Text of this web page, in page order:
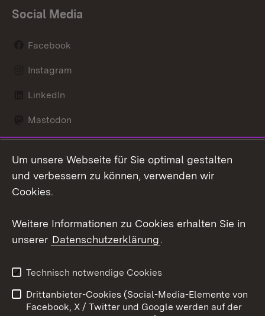
Social Media
Facebook
Instagram
LinkedIn
Mastodon
X / Twitter
Youtube
Kontakt
Datenschutz
Barrierefreiheit
Impressum Cookies
Um unsere Webseite für Sie optimal gestalten
und verbessern zu können, verwenden wir
Cookies.
Weitere Informationen zu Cookies erhalten Sie in
unserer Datenschutzerklärung.
Technisch notwendige Cookies
Drittanbieter-Cookies (Social-Media-Elemente von
Facebook, X / Twitter und Google werden auf der